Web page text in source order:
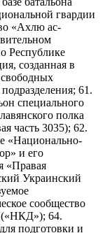
гвардии
«Ахлю ас-
созданная в
61.
специального
полка
часть 3035); 62.
«Национально-
и его
«Правая
Украинский
сообщество
(«НКД»); 64.
подготовки и